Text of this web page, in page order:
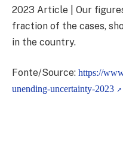
2023 Article | Our
fraction of the cases,
in the country.
Fonte/Source: https://
unending-uncertainty-2023